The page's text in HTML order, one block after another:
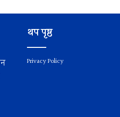
थप पृष्ठ
Privacy Policy